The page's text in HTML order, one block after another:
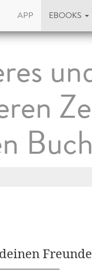
APP EBOOKS